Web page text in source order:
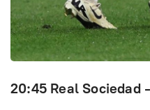
20:45 Real Sociedad